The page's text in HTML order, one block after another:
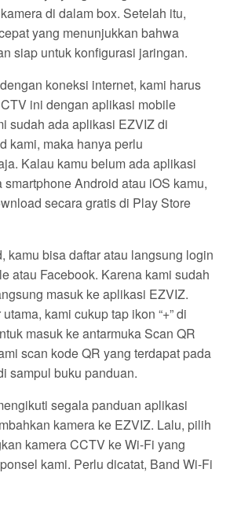
di dalam box. Setelah itu,
yang menunjukkan bahwa
siap untuk konfigurasi jaringan.
koneksi internet, kami harus
ini dengan aplikasi mobile
sudah ada aplikasi EZVIZ di
kami, maka hanya perlu
Kalau kamu belum ada aplikasi
Android atau iOS kamu,
secara gratis di Play Store
kamu bisa daftar atau langsung login
atau Facebook. Karena kami sudah
masuk ke aplikasi EZVIZ.
kami cukup tap ikon “+” di
masuk ke antarmuka Scan QR
scan kode QR yang terdapat pada
sampul buku panduan.
segala panduan aplikasi
kamera ke EZVIZ. Lalu, pilih
kamera CCTV ke Wi-Fi yang
kami. Perlu dicatat, Band Wi-Fi